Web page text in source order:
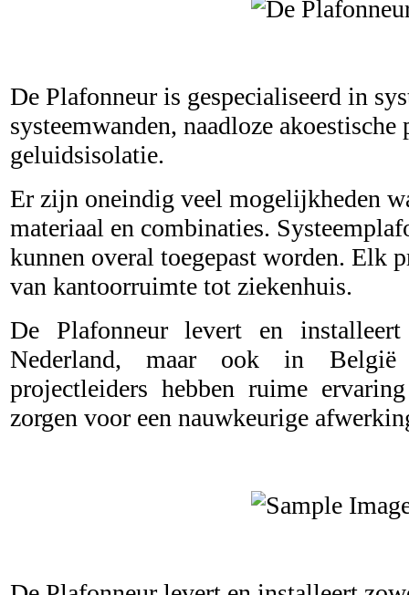
De Plafonneur is gespecialiseerd in
systeemwanden, naadloze akoestische
geluidsisolatie.
Er zijn oneindig veel mogelijkheden
materiaal en combinaties.
kunnen overal toegepast worden. Elk
van kantoorruimte tot ziekenhuis.
De Plafonneur levert en
Nederland, maar ook in
projectleiders hebben ruime
zorgen voor een nauwkeurige